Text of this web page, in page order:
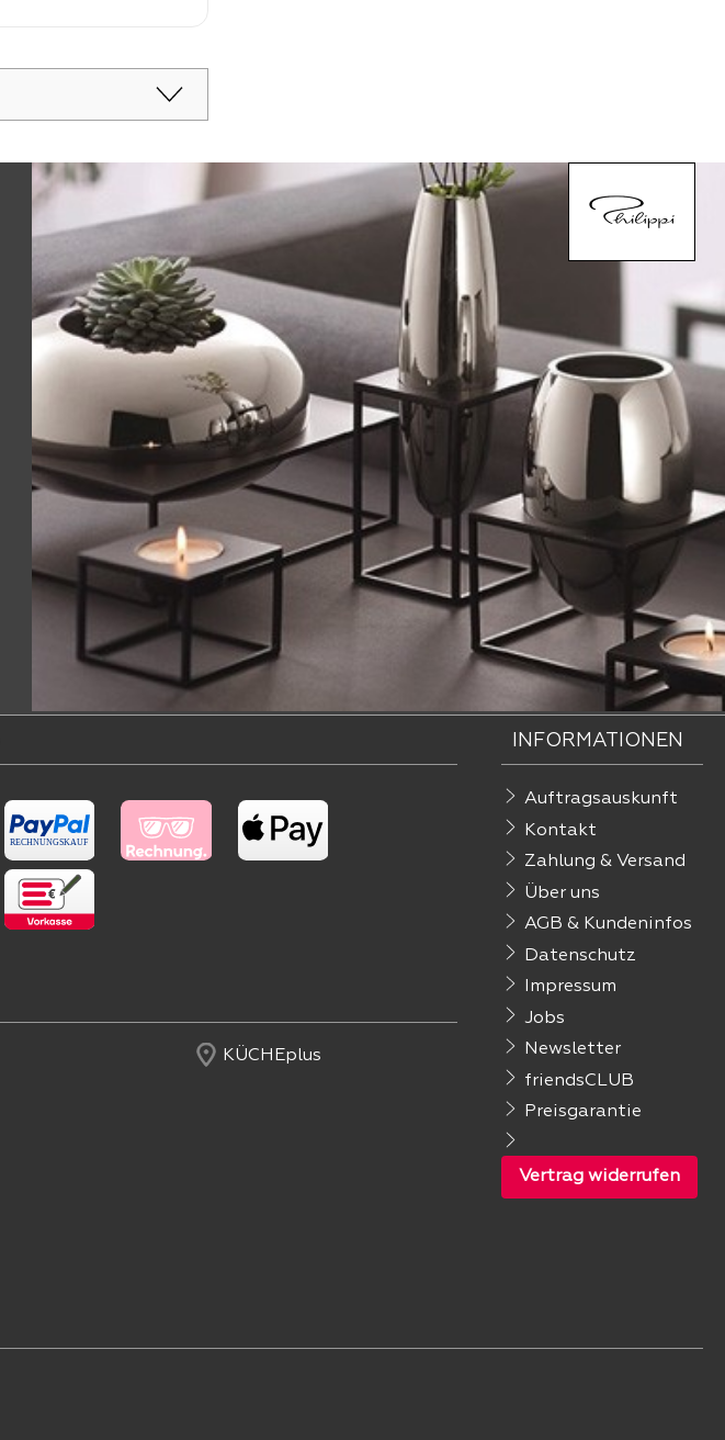
KÜCHEplus
INFORMATIONEN
Auftragsauskunft
Kontakt
Zahlung & Versand
Über uns
AGB & Kundeninfos
Datenschutz
Impressum
Jobs
Newsletter
friendsCLUB
Preisgarantie